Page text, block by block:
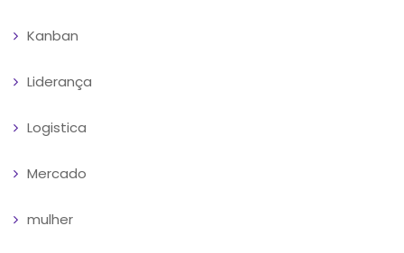
Kanban
Liderança
Logistica
Mercado
mulher